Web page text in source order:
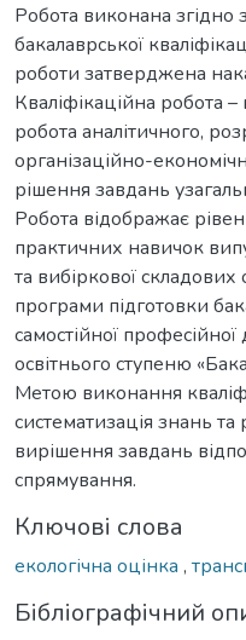
Робота виконана
бакалаврської
роботи затверджена
Кваліфікаційна робота
робота аналітичного,
організаційно-
рішення завдань
Робота відображає
практичних навичок
та вибіркової
програми підготовки
самостійної професійної
освітнього ступеню
Метою виконання
систематизація знань
вирішення завдань
спрямування.
Ключові слова
екологічна оцінка ,
Бібліографічний